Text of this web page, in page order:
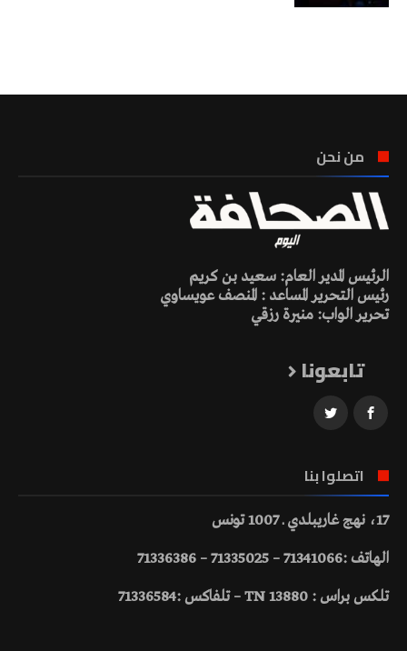
من نحن
الرئيس المدير العام: سعيد بن كريم
رئيس التحرير المساعد : المنصف عويساوي
تحرير الواب: منيرة رزقي
تابعونا
اتصلوا بنا
17، نهج غاريبلدي ـ 1007 تونس
الهاتف :71341066 – 71335025 – 71336386
تلكس براس : 13880 TN – تلفاكس :71336584